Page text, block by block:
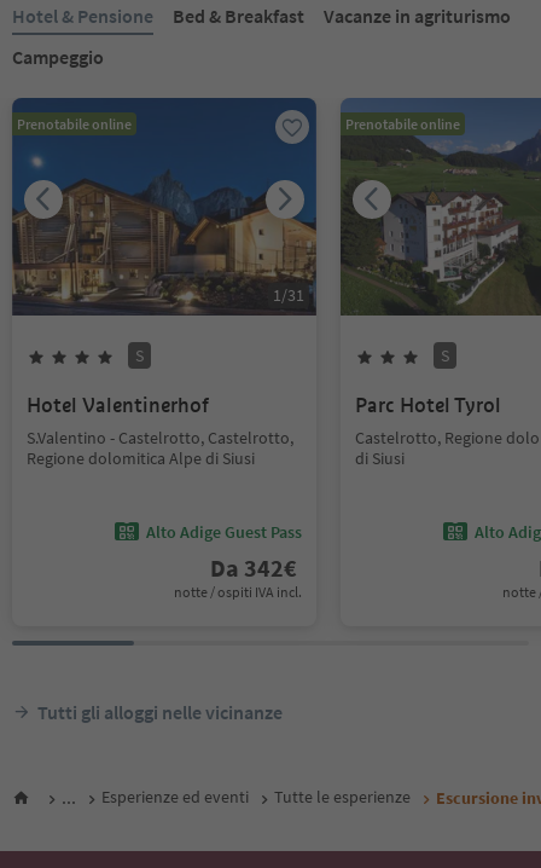
Hotel & Pensione Bed & Breakfast
Vacanze in agriturismo
Campeggio
Prenotabile online
1/31
S
Hotel Valentinerhof
S.Valentino - Castelrotto, Castelrotto,
Regione dolomitica Alpe di Siusi
Alto Adige Guest Pass
Da 342€
notte / ospiti IVA incl.
Prenotabile online
S
Parc Hotel Tyrol
Castelrotto, Regione
di Siusi
Alto
notte
Tutti gli alloggi nelle vicinanze
... Esperienze ed eventi Tutte le esperienze Escursione